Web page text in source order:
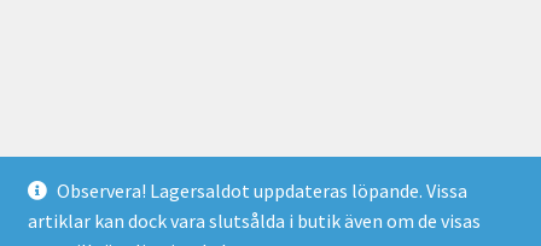
Observera! Lagersaldot uppdateras löpande. Vissa
artiklar kan dock vara slutsålda i butik även om de visas
© Olofsson - Mode och 100% service på nätet 2025
Personuppgiftsbehandling |Köpvillkor